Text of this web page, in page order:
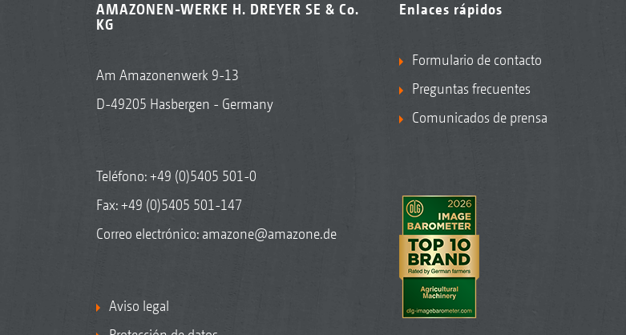
AMAZONEN-WERKE H. DREYER SE & Co.
KG
Am Amazonenwerk 9-13
D-49205 Hasbergen - Germany
Teléfono:+49 (0)5405 501-0
Fax: +49 (0)5405 501-147
Correo electrónico: amazone@amazone.de
Aviso legal
Enlaces rápidos
Formulario de contacto
Preguntas frecuentes
Comunicados de prensa